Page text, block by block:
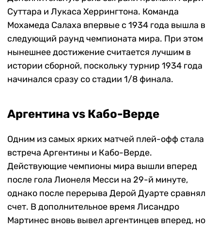
Суттара и Лукаса Херрингтона. Команда
Мохамеда Салаха впервые с 1934 года вышла в
следующий раунд чемпионата мира. При этом
нынешнее достижение считается лучшим в
истории сборной, поскольку турнир 1934 года
начинался сразу со стадии 1/8 финала.
Аргентина vs Кабо-Верде
Одним из самых ярких матчей плей-офф стала
встреча Аргентины и Кабо-Верде.
Действующие чемпионы мира вышли вперед
после гола Лионеля Месси на 29-й минуте,
однако после перерыва Дерой Дуарте сравнял
счет. В дополнительное время Лисандро
Мартинес вновь вывел аргентинцев вперед, но